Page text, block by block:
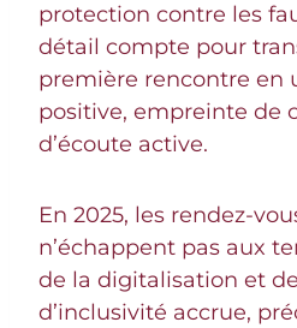
protection contre les
détail compte pour
première rencontre en
positive, empreinte de
d’écoute active.
En 2025, les rendez-
n’échappent pas aux
de la digitalisation et
d’inclusivité accrue,